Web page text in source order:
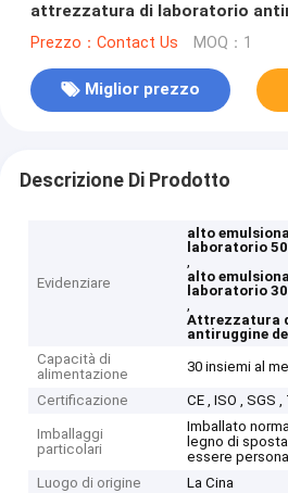
attrezzatura di laboratorio
dell'omogeneizzatore
Prezzo：Contact Us MOQ：1
Miglior prezzo
Descrizione Di Prodotto
Evidenziare
alto
laboratorio
,
alto
laboratorio
,
Attrezzatura
antiruggine
Capacità di
alimentazione
30 insiemi al
Certificazione CE , ISO , SGS ,
Imballaggi
particolari
Imballato
legno di
essere
Luogo di origine
La Cina